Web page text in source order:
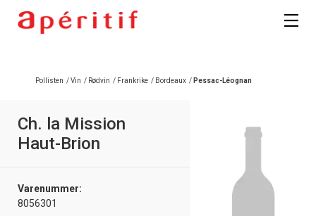
Pollisten /Vin / Rødvin / Frankrike / Bordeaux / Pessac-Léognan
Ch. la Mission
Haut-Brion
Varenummer:
8056301